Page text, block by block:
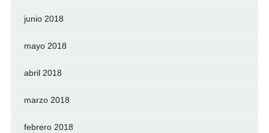
junio 2018
mayo 2018
abril 2018
marzo 2018
febrero 2018